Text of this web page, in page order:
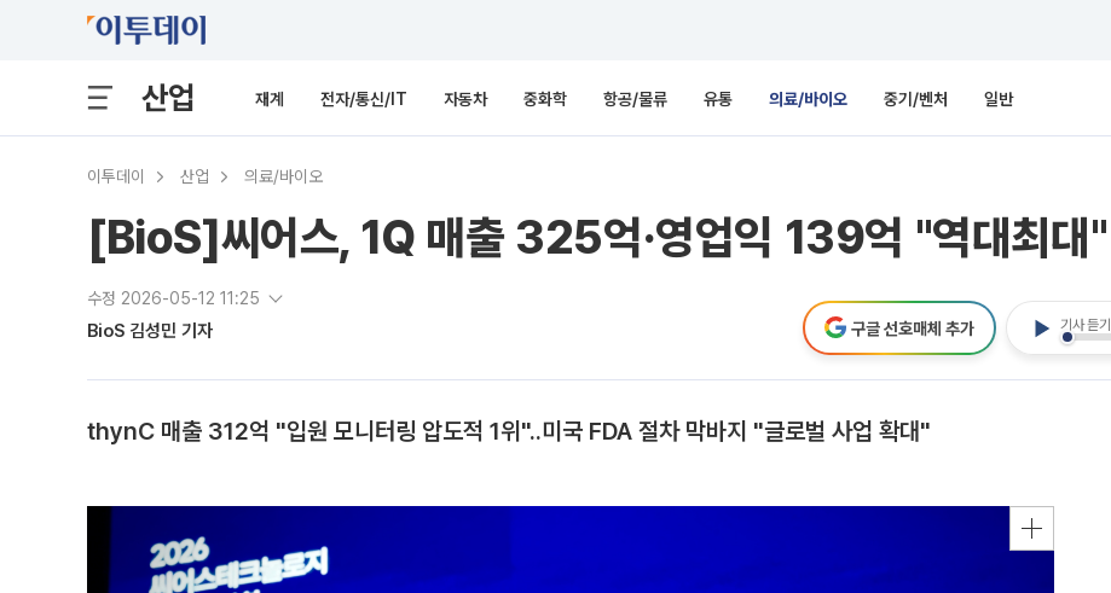
산업 재계 전자/통신/IT 자동차 중화학 항공/물류 유통 의료/바이오 중기/벤처 일반
이투데이 산업 의료/바이오
[BioS]씨어스, 1Q 매출 325억·영업익 139억 "역대최대"
수정 2026-05-12 11:25
BioS 김성민 기자 기사 듣기
구글 선호매체 추가
thynC 매출 312억 "입원 모니터링 압도적 1위"..미국 FDA 절차 막바지 "글로벌 사업 확대"